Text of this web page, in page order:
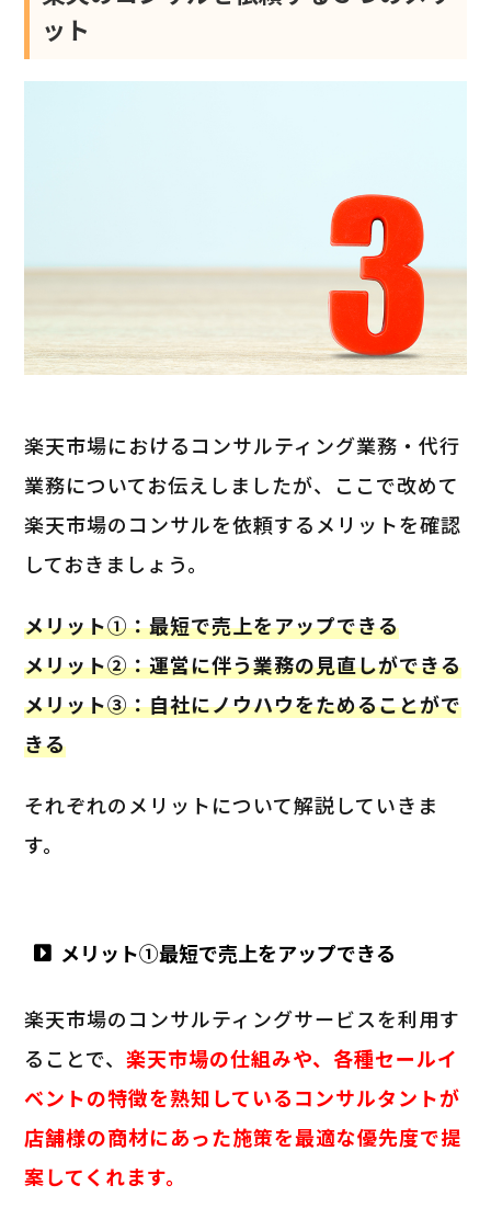
ット
楽天市場におけるコンサルティング業務・代行
業務についてお伝えしましたが、ここで改めて
楽天市場のコンサルを依頼するメリットを確認
しておきましょう。
メリット①：最短で売上をアップできる
メリット②：運営に伴う業務の見直しができる
メリット③：自社にノウハウをためることがで
きる
それぞれのメリットについて解説していきま
す。
メリット①最短で売上をアップできる
楽天市場のコンサルティングサービスを利用す
ることで、楽天市場の仕組みや、各種セールイ
ベントの特徴を熟知しているコンサルタントが
店舗様の商材にあった施策を最適な優先度で提
案してくれます。